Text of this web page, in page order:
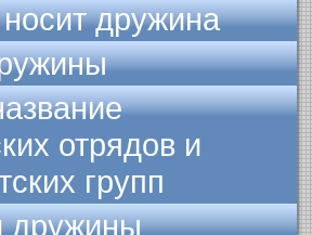
дружина
отрядов и
групп
дружины